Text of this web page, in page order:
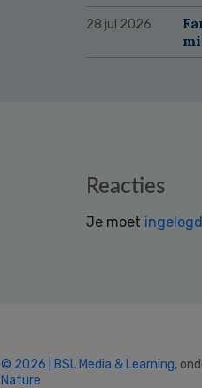
28 jul 2026
Reacties
Je moet
© 2026 | BSL Media & Learning,
Nature